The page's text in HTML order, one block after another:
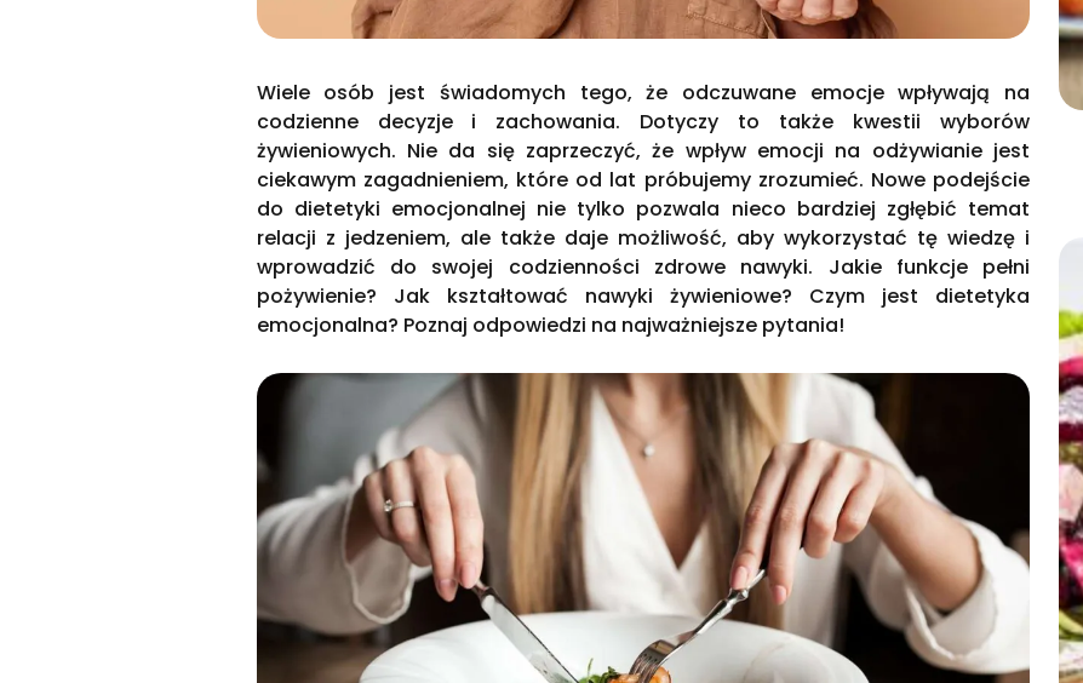
Wiele osób jest świadomych tego, że odczuwane emocje wpływają na
codzienne decyzje i zachowania. Dotyczy to także kwestii wyborów
żywieniowych. Nie da się zaprzeczyć, że wpływ emocji na odżywianie jest
ciekawym zagadnieniem, które od lat próbujemy zrozumieć. Nowe podejście
do dietetyki emocjonalnej nie tylko pozwala nieco bardziej zgłębić temat
relacji z jedzeniem, ale także daje możliwość, aby wykorzystać tę wiedzę i
wprowadzić do swojej codzienności zdrowe nawyki. Jakie funkcje pełni
pożywienie? Jak kształtować nawyki żywieniowe? Czym jest dietetyka
emocjonalna? Poznaj odpowiedzi na najważniejsze pytania!